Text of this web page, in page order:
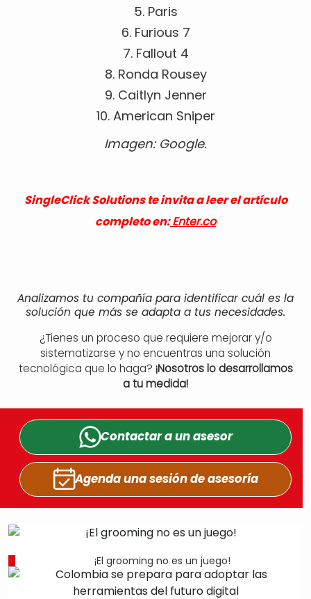
5. Paris
6. Furious 7
7. Fallout 4
8. Ronda Rousey
9. Caitlyn Jenner
10. American Sniper
Imagen: Google.
SingleClick Solutions te invita a leer el artículo
completo en:Enter.co
Analizamos tu compañía para identificar cuál es la
solución que más se adapta a tus necesidades.
¿Tienes un proceso que requiere mejorar y/o
sistematizarse y no encuentras una solución
tecnológica que lo haga? ¡Nosotros lo desarrollamos
a tu medida!
Contactar a unasesor
Agenda una sesiónde asesoría
¡El grooming no es un juego!